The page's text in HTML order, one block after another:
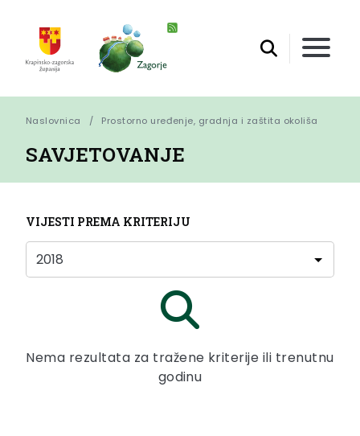
Naslovnica Prostorno uređenje, gradnja i zaštita okoliša
SAVJETOVANJE
VIJESTI PREMA KRITERIJU
Nema rezultata za tražene kriterije ili trenutnu
godinu